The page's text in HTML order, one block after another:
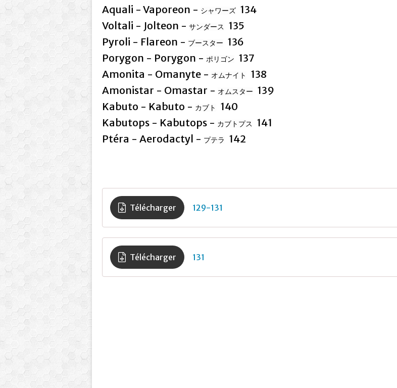
Aquali - Vaporeon - シャワーズ 134
Voltali - Jolteon - サンダース
135
Pyroli - Flareon - ブースター
136
Porygon - Porygon - ポリゴン
137
Amonita - Omanyte - オムナイト
138
Amonistar - Omastar - オムスター
139
Kabuto - Kabuto - カブト
140
Kabutops - Kabutops - カブトプス
141
Ptéra - Aerodactyl - プテラ 142
Télécharger 129-131
Télécharger 131